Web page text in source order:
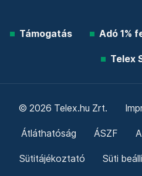
Támogatás Adó 1%
Telex
© 2026 Telex.hu Zrt.
Átláthatóság ÁSZF
Sütitájékoztató Süti